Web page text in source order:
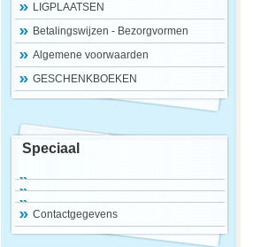
LIGPLAATSEN
Betalingswijzen - Bezorgvormen
Algemene voorwaarden
GESCHENKBOEKEN
Speciaal
Contactgegevens